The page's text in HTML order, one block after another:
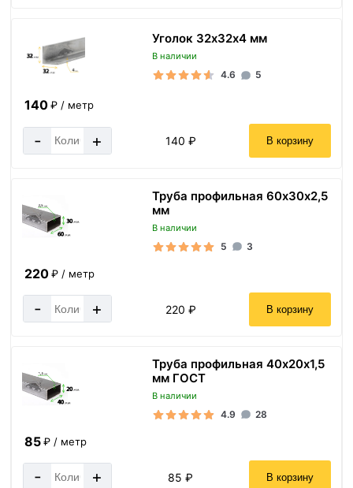
Уголок 32х32х4 мм
В наличии
4.6 5
140₽ / метр
- + 140 ₽ В корзину
Труба профильная 60х30х2,5
мм
В наличии
5 3
220₽ / метр
- + 220 ₽ В корзину
Труба профильная 40х20х1,5
мм ГОСТ
В наличии
4.9 28
85₽ / метр
- + 85 ₽ В корзину